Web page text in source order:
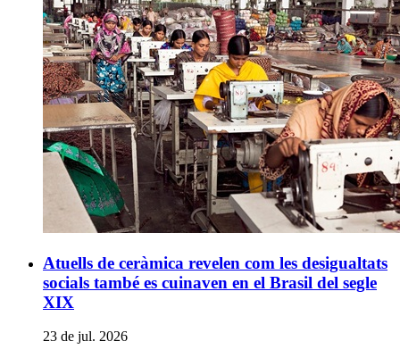
Atuells de ceràmica revelen com les desigualtats
socials també es cuinaven en el Brasil del segle
XIX
23 de jul. 2026